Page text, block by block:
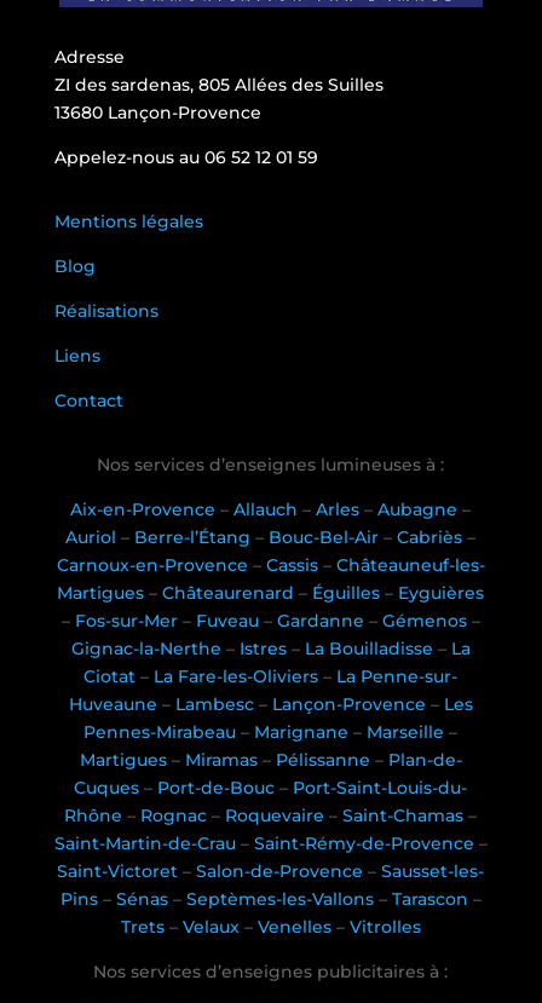
Adresse
ZI des sardenas, 805 Allées des Suilles
13680 Lançon-Provence
Appelez-nous au 06 52 12 01 59
Mentions légales
Blog
Réalisations
Liens
Contact
Nos services d’enseignes lumineuses à :
Aix-en-Provence –Allauch –Arles –Aubagne –
Auriol – Berre-l’Étang – Bouc-Bel-Air –Cabriès –
Carnoux-en-Provence – Cassis– Châteauneuf-les-
Martigues –Châteaurenard – Éguilles – Eyguières
– Fos-sur-Mer– Fuveau– Gardanne – Gémenos–
Gignac-la-Nerthe – Istres– La Bouilladisse – La
Ciotat – La Fare-les-Oliviers – La Penne-sur-
Huveaune – Lambesc– Lançon-Provence – Les
Pennes-Mirabeau – Marignane – Marseille –
Martigues– Miramas– Pélissanne – Plan-de-
Cuques – Port-de-Bouc – Port-Saint-Louis-du-
Rhône – Rognac – Roquevaire –Saint-Chamas –
Saint-Martin-de-Crau– Saint-Rémy-de-Provence –
Saint-Victoret –Salon-de-Provence –Sausset-les-
Pins– Sénas– Septèmes-les-Vallons– Tarascon –
Trets– Velaux– Venelles– Vitrolles
Nos services d’enseignes publicitaires à :